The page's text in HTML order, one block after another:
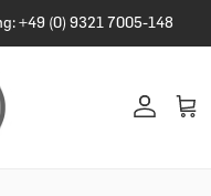
+49 (0) 9321 7005-148